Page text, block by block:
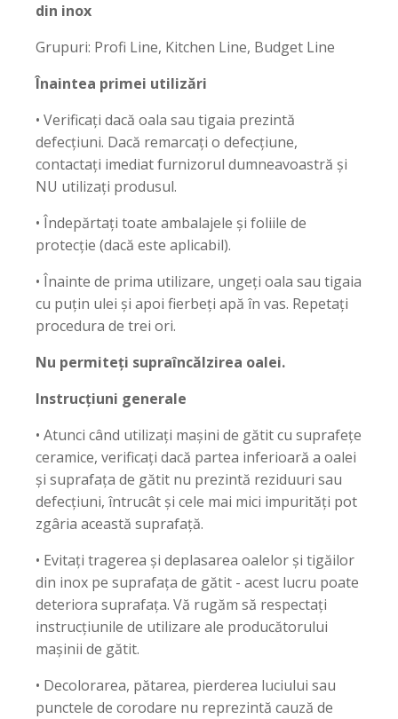
din inox
Grupuri: Profi Line, Kitchen Line, Budget Line
Înaintea primei utilizări
• Verificați dacă oala sau tigaia prezintă
defecțiuni. Dacă remarcați o defecțiune,
contactați imediat furnizorul dumneavoastră și
NU utilizați produsul.
• Îndepărtați toate ambalajele și foliile de
protecție (dacă este aplicabil).
• Înainte de prima utilizare, ungeți oala sau tigaia
cu puțin ulei și apoi fierbeți apă în vas. Repetați
procedura de trei ori.
Nu permiteți supraîncălzirea oalei.
Instrucțiuni generale
• Atunci când utilizați mașini de gătit cu suprafețe
ceramice, verificați dacă partea inferioară a oalei
și suprafața de gătit nu prezintă reziduuri sau
defecțiuni, întrucât și cele mai mici impurități pot
zgâria această suprafață.
• Evitați tragerea și deplasarea oalelor și tigăilor
din inox pe suprafața de gătit - acest lucru poate
deteriora suprafața. Vă rugăm să respectați
instrucțiunile de utilizare ale producătorului
mașinii de gătit.
• Decolorarea, pătarea, pierderea luciului sau
punctele de corodare nu reprezintă cauză de